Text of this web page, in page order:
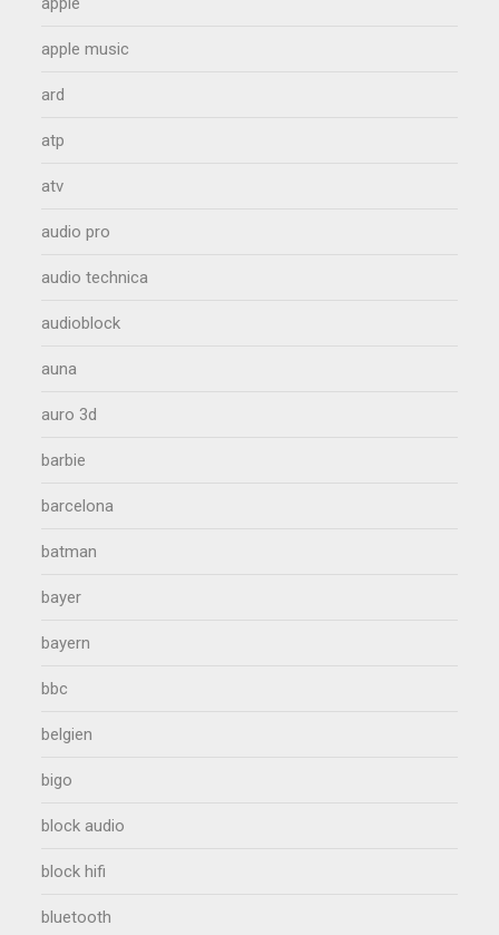
apple music
ard
atp
atv
audio pro
audio technica
audioblock
auna
auro 3d
barbie
barcelona
batman
bayer
bayern
bbc
belgien
bigo
block audio
block hifi
bluetooth